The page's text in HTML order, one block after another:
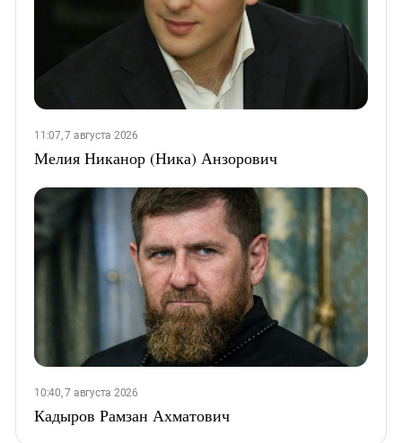
11:07, 7 августа 2026
Мелия Никанор (Ника) Анзорович
10:40, 7 августа 2026
Кадыров Рамзан Ахматович